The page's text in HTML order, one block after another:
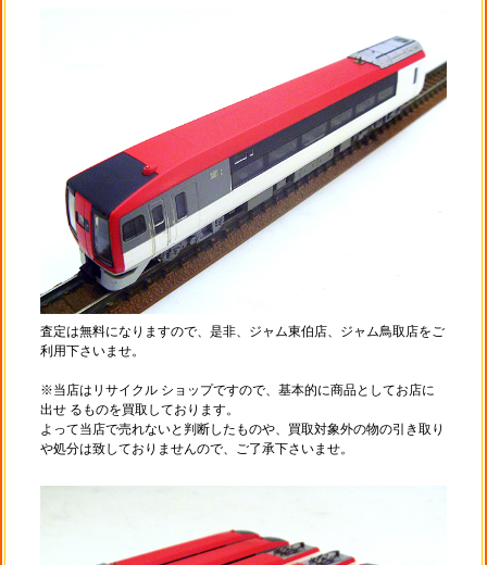
査定は無料になりますので、是非、ジャム東伯店、ジャム鳥取店をご
利用下さいませ。
※当店はリサイクル ショップですので、基本的に商品としてお店に
出せ るものを買取しております。
よって当店で売れないと判断したものや、買取対象外の物の引き取り
や処分は致しておりませんので、ご了承下さいませ。